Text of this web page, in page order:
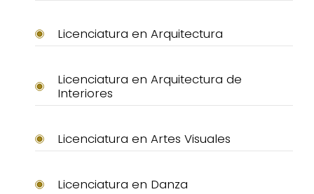
Licenciatura en Arquitectura
Licenciatura en Arquitectura de
Interiores
Licenciatura en Artes Visuales
Licenciatura en Danza